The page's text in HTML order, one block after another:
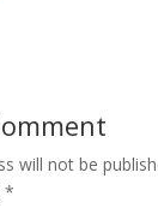
will not be
*